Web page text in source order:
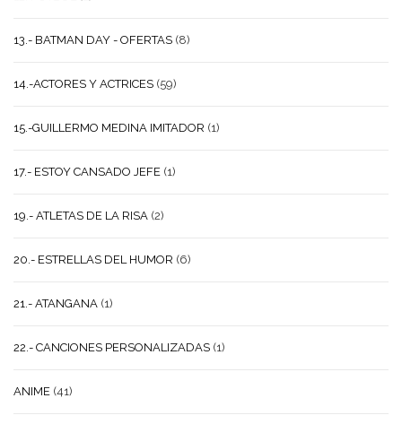
13.- BATMAN DAY - OFERTAS (8)
14.-ACTORES Y ACTRICES (59)
15.-GUILLERMO MEDINA IMITADOR (1)
17.- ESTOY CANSADO JEFE (1)
19.- ATLETAS DE LA RISA (2)
20.- ESTRELLAS DEL HUMOR (6)
21.- ATANGANA (1)
22.- CANCIONES PERSONALIZADAS (1)
ANIME (41)